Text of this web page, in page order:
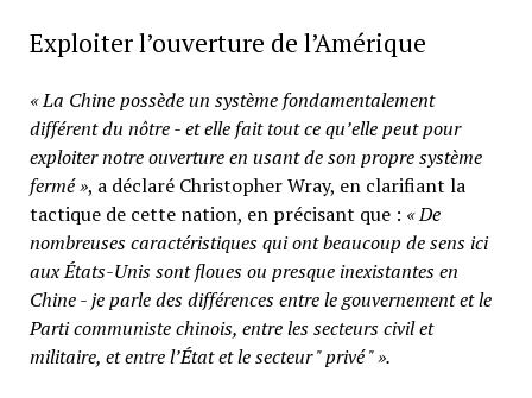
Exploiter l’ouverture de l’Amérique
« La Chine possède un système fondamentalement
différent du nôtre - et elle fait tout ce qu’elle peut pour
exploiter notre ouverture en usant de son propre système
fermé », a déclaré Christopher Wray, en clarifiant la
tactique de cette nation, en précisant que : « De
nombreuses caractéristiques qui ont beaucoup de sens ici
aux États-Unis sont floues ou presque inexistantes en
Chine - je parle des différences entre le gouvernement et le
Parti communiste chinois, entre les secteurs civil et
militaire, et entre l’État et le secteur " privé " ».